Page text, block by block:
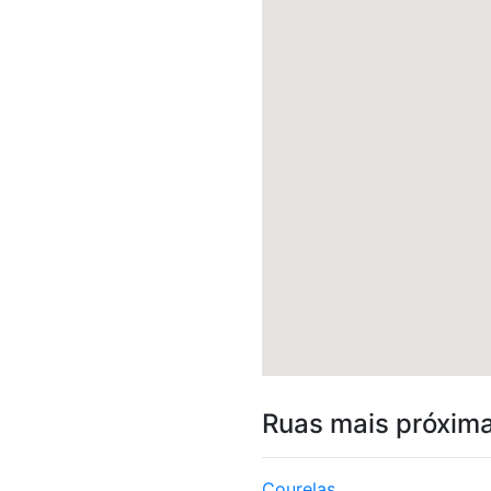
Ruas mais